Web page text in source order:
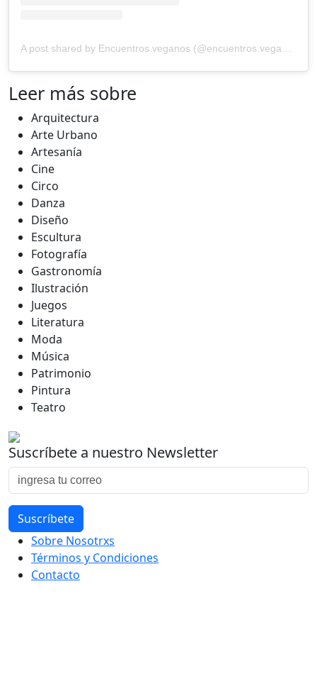
A post shared by Encuentros.veganos (@encuentros.veganos)
Leer más sobre
Arquitectura
Arte Urbano
Artesanía
Cine
Circo
Danza
Diseño
Escultura
Fotografía
Gastronomía
Ilustración
Juegos
Literatura
Moda
Música
Patrimonio
Pintura
Teatro
Suscríbete a nuestro Newsletter
Sobre Nosotrxs
Términos y Condiciones
Contacto